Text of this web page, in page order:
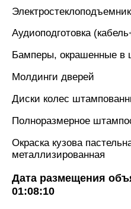
Аудиоподготовка
Бамперы, окрашенные в
Молдинги дверей
Диски колес
Полноразмерное
Окраска кузова
металлизированная
Дата размещения
01:08:10